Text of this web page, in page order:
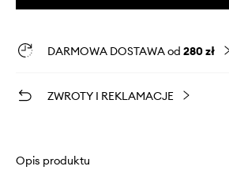
DARMOWA DOSTAWA od 280 zł
ZWROTY I REKLAMACJE
Opis produktu